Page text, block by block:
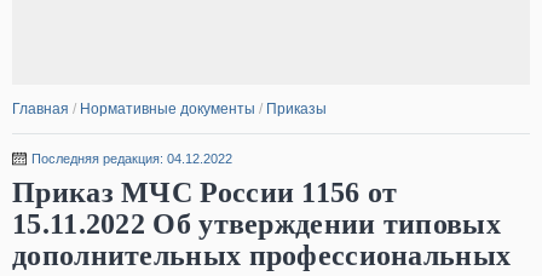
Главная / Нормативные документы / Приказы
Последняя редакция: 04.12.2022
Приказ МЧС России 1156 от
15.11.2022 Об утверждении типовых
дополнительных профессиональных